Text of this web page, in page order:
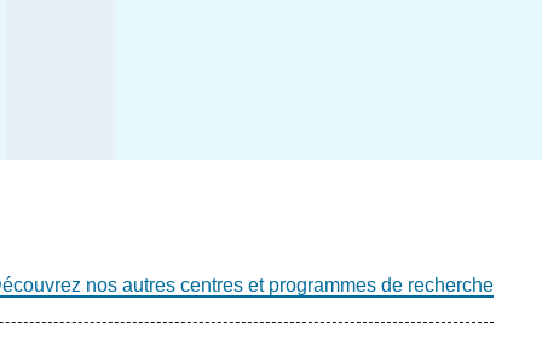
nos autres centres et programmes de recherche